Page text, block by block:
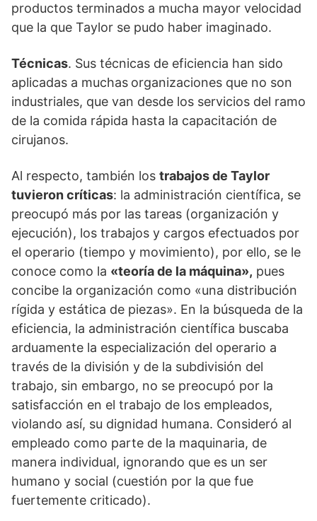
productos terminados a mucha mayor velocidad
que la que Taylor se pudo haber imaginado.
Técnicas. Sus técnicas de eficiencia han sido
aplicadas a muchas organizaciones que no son
industriales, que van desde los servicios del ramo
de la comida rápida hasta la capacitación de
cirujanos.
Al respecto, también los trabajos de Taylor
tuvieron críticas: la administración científica, se
preocupó más por las tareas (organización y
ejecución), los trabajos y cargos efectuados por
el operario (tiempo y movimiento), por ello, se le
conoce como la «teoría de la máquina», pues
concibe la organización como «una distribución
rígida y estática de piezas». En la búsqueda de la
eficiencia, la administración científica buscaba
arduamente la especialización del operario a
través de la división y de la subdivisión del
trabajo, sin embargo, no se preocupó por la
satisfacción en el trabajo de los empleados,
violando así, su dignidad humana. Consideró al
empleado como parte de la maquinaria, de
manera individual, ignorando que es un ser
humano y social (cuestión por la que fue
fuertemente criticado).